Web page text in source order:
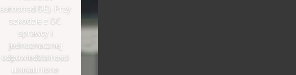
autostrad DE). Przy
szkodzie z OC
sprawcy i
jednoznacznej
odpowiedzialności
uzasadnione